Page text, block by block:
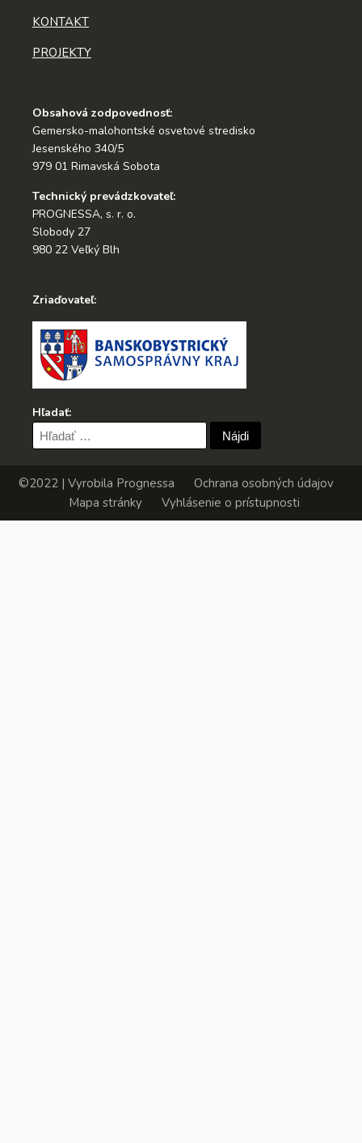
KONTAKT
PROJEKTY
Obsahová zodpovednosť:
Gemersko-malohontské osvetové stredisko
Jesenského 340/5
979 01 Rimavská Sobota
Technický prevádzkovateľ:
PROGNESSA, s. r. o.
Slobody 27
980 22 Veľký Blh
Zriaďovateľ:
Hľadať:
Hľadať:
©2022 | Vyrobila Prognessa
Ochrana osobných údajov
Mapa stránky
Vyhlásenie o prístupnosti